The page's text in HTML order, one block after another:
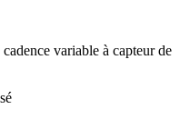
variable à capteur de